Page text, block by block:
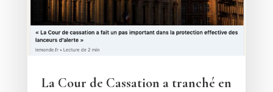
La Cour de Cassation a tranché en